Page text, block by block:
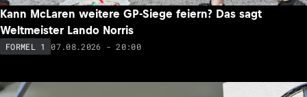
Kann McLaren weitere GP-Siege feiern? Das sagt
Weltmeister Lando Norris
FORMEL 1 07.08.2026 - 20:00